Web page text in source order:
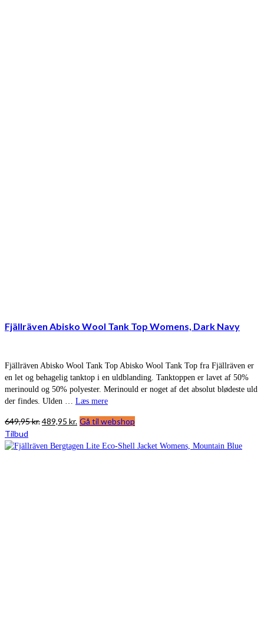
Fjällräven Abisko Wool Tank Top Womens, Dark Navy
Fjällräven Abisko Wool Tank Top Abisko Wool Tank Top fra Fjällräven er
en let og behagelig tanktop i en uldblanding. Tanktoppen er lavet af 50%
merinould og 50% polyester. Merinould er noget af det absolut blødeste uld
der findes. Ulden … Læs mere
649,95kr.Den
pris
489,95 kr. Den
pris
Gå til webshop
Tilbud